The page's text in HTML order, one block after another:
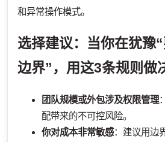
和异常操作模式。
选择建议：当你在犹豫
边界”，用这3条规则做
团队规模或外包涉及权限管理
配带来的不可控风险。
你对成本非常敏感：建议用边